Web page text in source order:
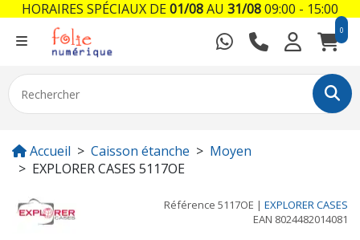
0
Accueil Caisson étanche
Moyen
EXPLORER CASES 5117OE
Référence 5117OE | EXPLORER CASES
EAN 8024482014081
HORAIRES SPÉCIAUX DE01/08AU 31/0809:00 - 15:00